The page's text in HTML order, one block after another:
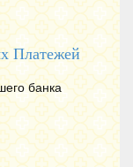
Платежей
банка